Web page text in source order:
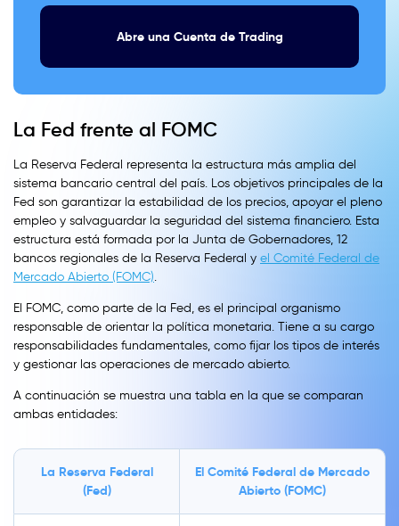
Abre una Cuenta de Trading
La Fed frente al FOMC
La Reserva Federal representa la estructura más amplia del
sistema bancario central del país. Los objetivos principales de la
Fed son garantizar la estabilidad de los precios, apoyar el pleno
empleo y salvaguardar la seguridad del sistema financiero. Esta
estructura está formada por la Junta de Gobernadores, 12
bancos regionales de la Reserva Federal y el Comité Federal de
Mercado Abierto (FOMC).
El FOMC, como parte de la Fed, es el principal organismo
responsable de orientar la política monetaria. Tiene a su cargo
responsabilidades fundamentales, como fijar los tipos de interés
y gestionar las operaciones de mercado abierto.
A continuación se muestra una tabla en la que se comparan
ambas entidades:
La Reserva Federal
(Fed)
El Comité Federal de Mercado
Abierto (FOMC)